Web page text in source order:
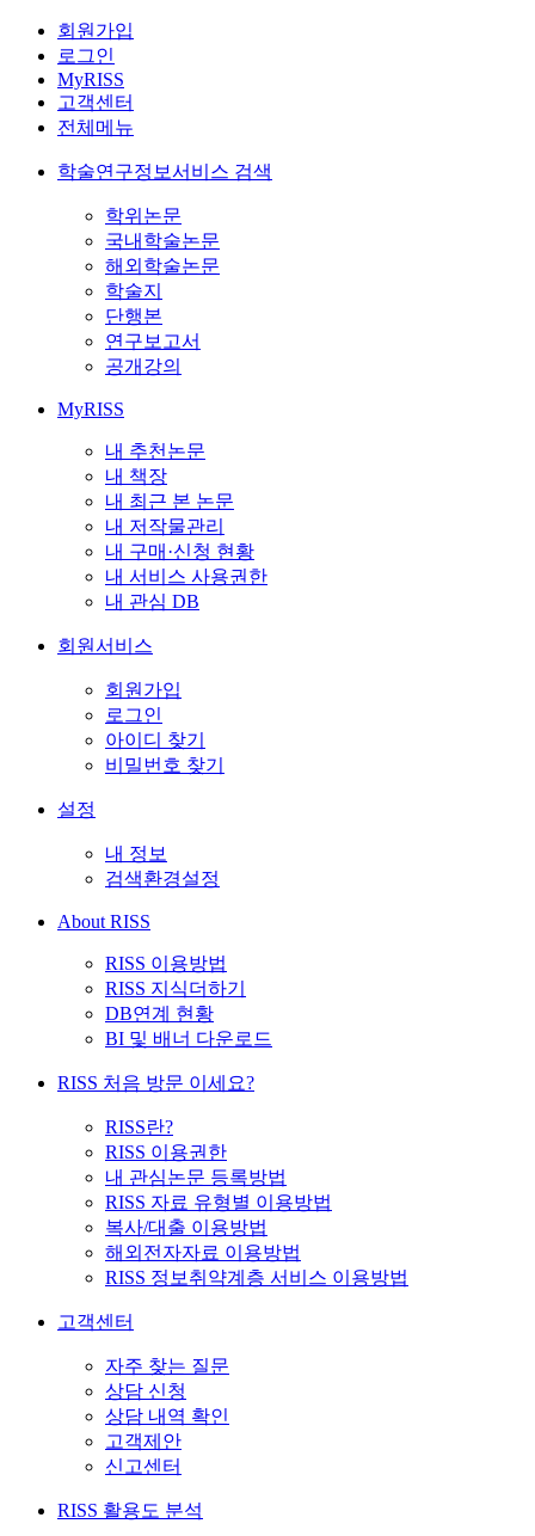
회원가입
로그인
MyRISS
고객센터
전체메뉴
학술연구정보서비스 검색
학위논문
국내학술논문
해외학술논문
학술지
단행본
연구보고서
공개강의
MyRISS
내 추천논문
내 책장
내 최근 본 논문
내 저작물관리
내 구매·신청 현황
내 서비스 사용권한
내 관심 DB
회원서비스
회원가입
로그인
아이디 찾기
비밀번호 찾기
설정
내 정보
검색환경설정
About RISS
RISS 이용방법
RISS 지식더하기
DB연계 현황
BI 및 배너 다운로드
RISS 처음 방문 이세요?
RISS란?
RISS 이용권한
내 관심논문 등록방법
RISS 자료 유형별 이용방법
복사/대출 이용방법
해외전자자료 이용방법
RISS 정보취약계층 서비스 이용방법
고객센터
자주 찾는 질문
상담 신청
상담 내역 확인
고객제안
신고센터
RISS 활용도 분석